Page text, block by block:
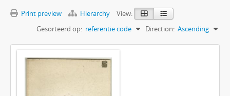
Print preview Hierarchy
View:
Gesorteerd op: referentie code Direction: Ascending